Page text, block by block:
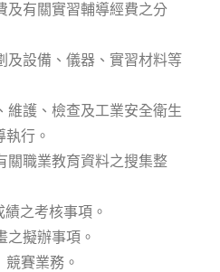
及有關實習輔導經費之分
及設備、儀器、實習材料等
維護、檢查及工業安全衛生
行。
關職業教育資料之搜集整
之考核事項。
之擬辦事項。
賽業務。